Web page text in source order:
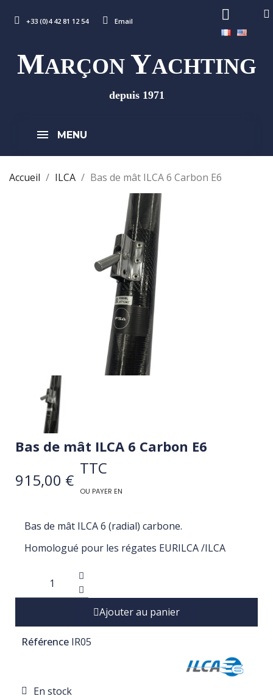
+33 (0)4 42 81 12 54 Email
MARÇON YACHTING
depuis 1971
MENU
Accueil ILCA Bas de mât ILCA 6 Carbon E6
Bas de mât ILCA 6 Carbon E6
915,00 €
TTC
OU PAYER EN
Bas de mât ILCA 6 (radial) carbone.
Homologué pour les régates EURILCA /ILCA
Ajouter au panier
Référence IR05
En stock